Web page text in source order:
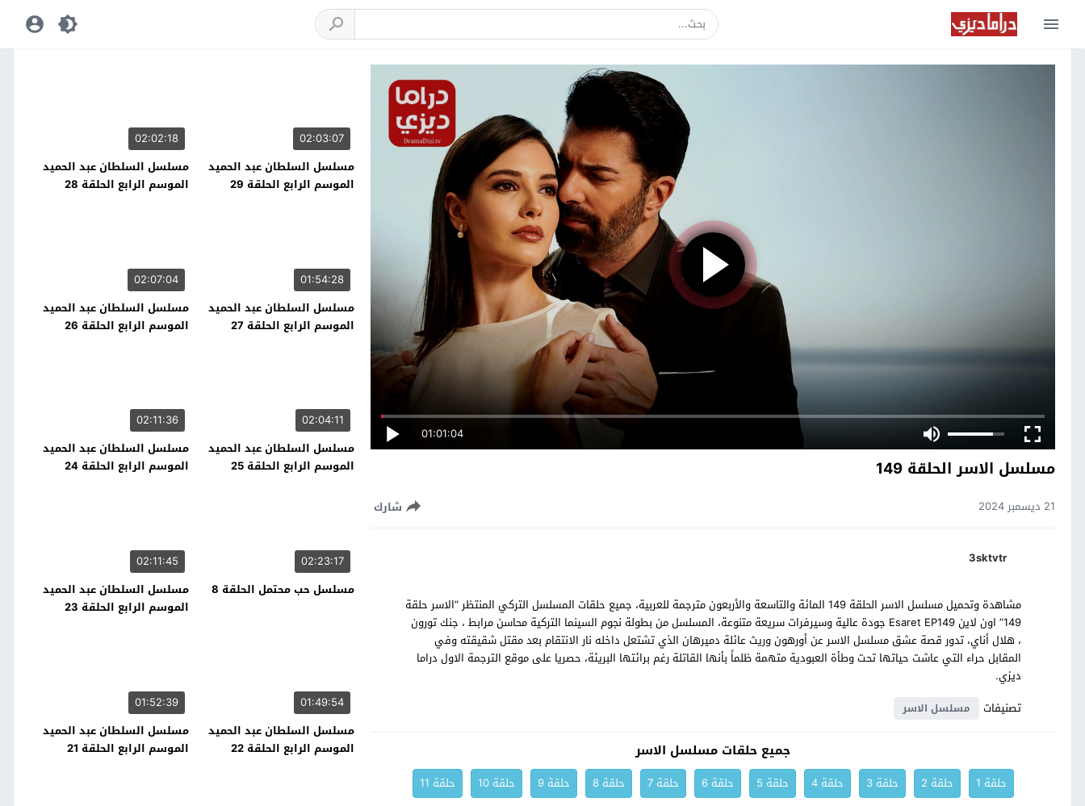
01:01:04
مسلسل الاسر الحلقة 149
21 ديسمبر 2024 شارك
3sktvtr
مشاهدة وتحميل مسلسل الاسر الحلقة 149 المائة والتاسعة والأربعون مترجمة للعربية، جميع حلقات المسلسل التركي المنتظر “الاسر حلقة
149” اون لاين Esaret EP149 جودة عالية وسيرفرات سريعة متنوعة، المسلسل من بطولة نجوم السينما التركية محاسن مرابط ، جنك تورون
، هلال أناي، تدور قصة عشق مسلسل الاسر عن أورهون وريث عائلة دميرهان الذي تشتعل داخله نار الانتقام بعد مقتل شقيقته وفي
المقابل حراء التي عاشت حياتها تحت وطأة العبودية متهمة ظلماً بأنها القاتلة رغم برائتها البريئة، حصريا على موقع الترجمة الاول دراما
ديزي.
تصنيفات
مسلسل الاسر
جميع حلقات مسلسل الاسر
حلقة 1 حلقة 2 حلقة 3 حلقة 4 حلقة 5 حلقة 6 حلقة 7 حلقة 8 حلقة 9 حلقة 10
حلقة 11
02:03:07
مسلسل السلطان عبد الحميد
الموسم الرابع الحلقة 29
02:02:18
مسلسل السلطان عبد الحميد
الموسم الرابع الحلقة 28
01:54:28
مسلسل السلطان عبد الحميد
الموسم الرابع الحلقة 27
02:07:04
مسلسل السلطان عبد الحميد
الموسم الرابع الحلقة 26
02:04:11
مسلسل السلطان عبد الحميد
الموسم الرابع الحلقة 25
02:11:36
مسلسل السلطان عبد الحميد
الموسم الرابع الحلقة 24
02:23:17
مسلسل حب محتمل الحلقة 8
02:11:45
مسلسل السلطان عبد الحميد
الموسم الرابع الحلقة 23
01:49:54
مسلسل السلطان عبد الحميد
الموسم الرابع الحلقة 22
01:52:39
مسلسل السلطان عبد الحميد
الموسم الرابع الحلقة 21